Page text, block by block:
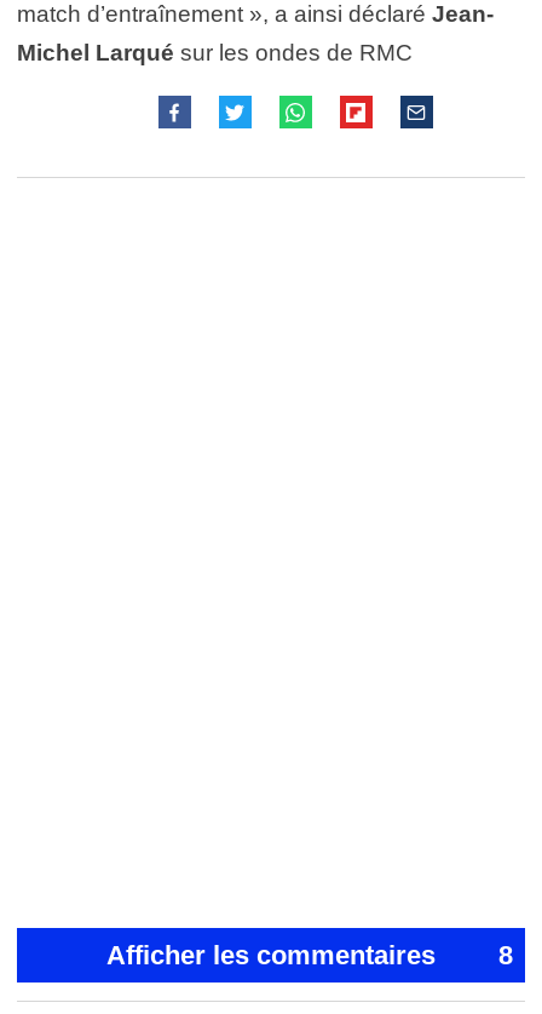
match d’entraînement », a ainsi déclaré Jean-
Michel Larqué sur les ondes de RMC
Afficher les commentaires 8